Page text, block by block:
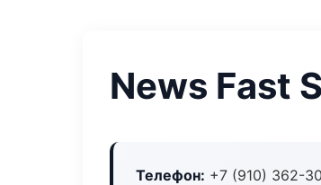
News Fast
Телефон: +7 (910) 362-